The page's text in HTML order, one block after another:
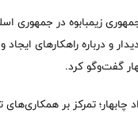
زیمبابوه در جمهوری
و درباره راهکارهای
گفت‌وگو کرد.